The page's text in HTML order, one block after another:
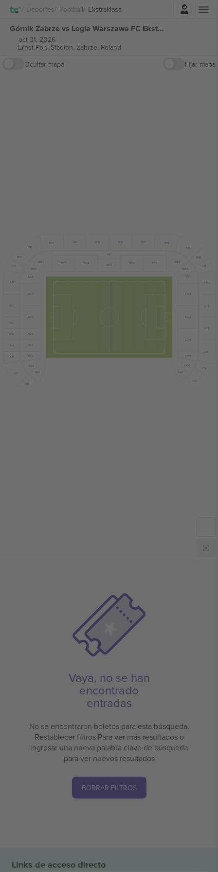
Deportes Football EkstraklasaIniciar sesión
Górnik Zabrze vs Legia Warszawa FC Ekstraklasa entradas
oct 31, 2026
Ernst-Pohl-Stadion, Zabrze, Poland
Ocultar mapa
Fijar mapa
C07
B08
B07
B06
B05
B04
B03
B02
A01
C17
B19
B18
B17
B16
B15
B14
B13
B12
A11
C06
C05
C04
C03
C02
C01
A08
A07
A06
A05
A04
A03
A02
B09
B01
C16
C15
C14
C13
C12
C11
A19
A18
A17
A16
A15
A14
A13
A12
B20
B11
VIP
Vaya, no se han
encontrado
entradas
No se encontraron boletos para esta búsqueda.
Restablecer filtros Para ver más resultados o
ingresar una nueva palabra clave de búsqueda
para ver nuevos resultados
BORRAR FILTROS
Links de acceso directo